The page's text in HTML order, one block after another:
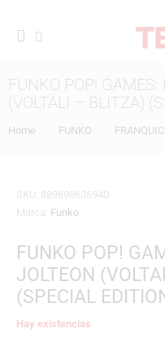
FUNKO POP!
(VOLTALI – BLITZA)
Home FUNKO
SKU: 889698636940
Marca: Funko
FUNKO POP!
JOLTEON
(SPECIAL
Hay existencias